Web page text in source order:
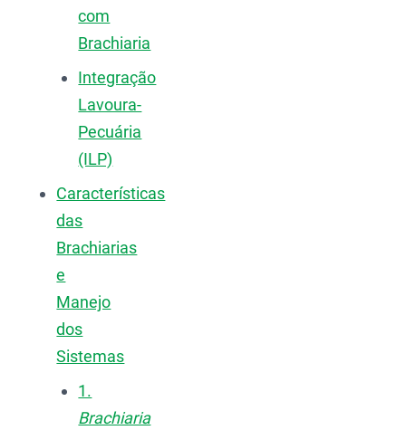
com
Brachiaria
Integração
Lavoura-
Pecuária
(ILP)
Características
das
Brachiarias
e
Manejo
dos
Sistemas
1.
Brachiaria